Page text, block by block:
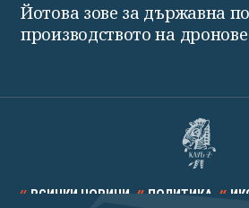
Йотова зове за държавна
производството на дронове
ВСИЧКИ НОВИНИ ПОЛИТИКА